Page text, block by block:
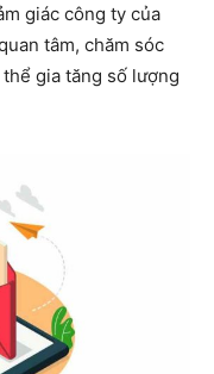
giác công ty của
tâm, chăm sóc
gia tăng số lượng